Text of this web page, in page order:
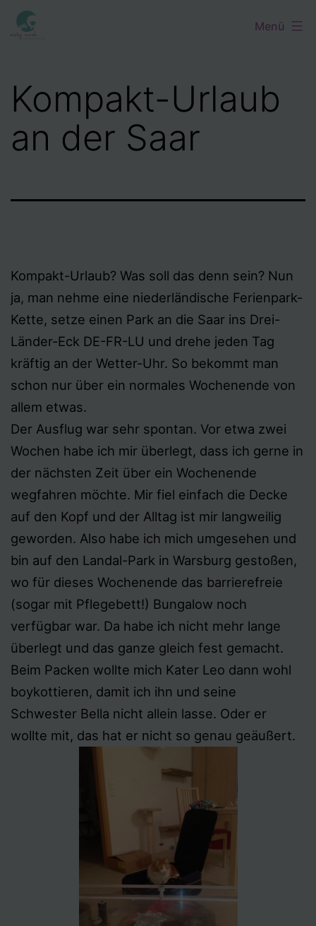
Zum
Inhalt
Menü
Kompakt-Urlaub
an der Saar
Kompakt-Urlaub? Was soll das denn sein? Nun
ja, man nehme eine niederländische Ferienpark-
Kette, setze einen Park an die Saar ins Drei-
Länder-Eck DE-FR-LU und drehe jeden Tag
kräftig an der Wetter-Uhr. So bekommt man
schon nur über ein normales Wochenende von
allem etwas.
Der Ausflug war sehr spontan. Vor etwa zwei
Wochen habe ich mir überlegt, dass ich gerne in
der nächsten Zeit über ein Wochenende
wegfahren möchte. Mir fiel einfach die Decke
auf den Kopf und der Alltag ist mir langweilig
geworden. Also habe ich mich umgesehen und
bin auf den Landal-Park in Warsburg gestoßen,
wo für dieses Wochenende das barrierefreie
(sogar mit Pflegebett!) Bungalow noch
verfügbar war. Da habe ich nicht mehr lange
überlegt und das ganze gleich fest gemacht.
Beim Packen wollte mich Kater Leo dann wohl
boykottieren, damit ich ihn und seine
Schwester Bella nicht allein lasse. Oder er
wollte mit, das hat er nicht so genau geäußert.